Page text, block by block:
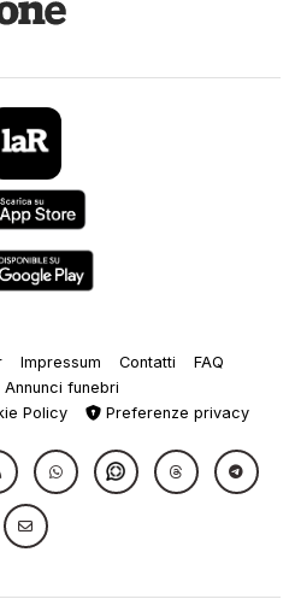
Impressum Contatti
FAQ
Annunci funebri
Policy Preferenze privacy